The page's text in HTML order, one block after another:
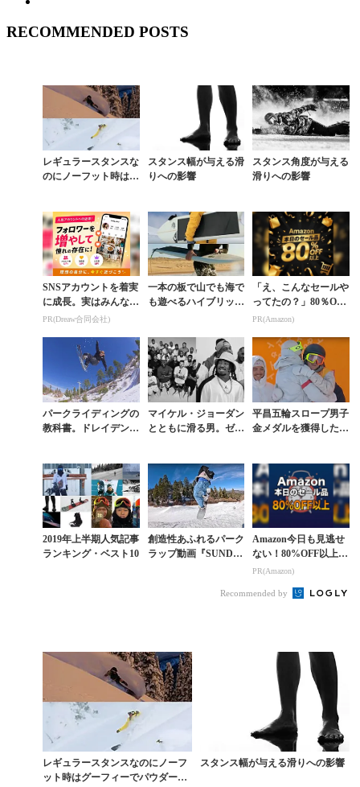
RECOMMENDED POSTS
レギュラースタンスな
のにノーフット時はグ
スタンス幅が与える滑
りへの影響
スタンス角度が与える
滑りへの影響
SNSアカウントを着実
に成長。実はみんなコ
コ使ってます。
PR(Dreaw合同会社)
一本の板で山でも海で
も遊べるハイブリッド
「え、こんなセールや
ってたの？」80％OFF
以上が続々登場！Am
PR(Amazon)
パークライディングの
教科書。ドレイデン・
K』エピソ...
マイケル・ジョーダン
とともに滑る男。ゼ
イベントで存在...
平昌五輪スロープ男子
金メダルを獲得したレ
2019年上半期人気記事
ランキング・ベスト10
創造性あふれるパーク
ラップ動画『SUNDA
Amazon今日も見逃せ
ない！80%OFF以上が
続々登場
PR(Amazon)
Recommended by
レギュラースタンスなのにノーフ
ット時はグーフィーでパウダーを
スタンス幅が与える滑りへの影響